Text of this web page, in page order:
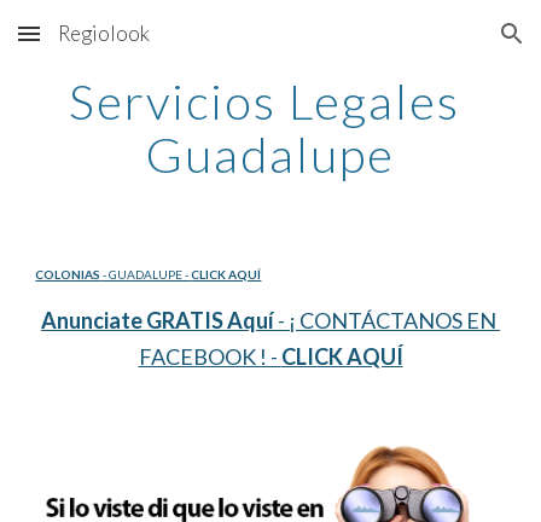
Skip to main content Skip to navigation
Regiolook
Servicios Legales
Guadalupe
COLONIAS - GUADALUPE - CLICK AQUÍ
Anunciate GRATIS Aquí - ¡ CONTÁCTANOS EN
FACEBOOK ! - CLICK AQUÍ